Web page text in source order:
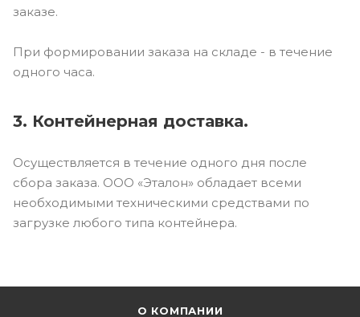
заказе.
При формировании заказа на складе - в течение
одного часа.
3. Контейнерная доставка.
Осуществляется в течение одного дня после
сбора заказа. ООО «Эталон» обладает всеми
необходимыми техническими средствами по
загрузке любого типа контейнера.
О КОМПАНИИ